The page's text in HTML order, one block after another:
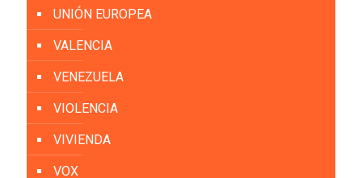
UNIÓN EUROPEA
VALENCIA
VENEZUELA
VIOLENCIA
VIVIENDA
VOX